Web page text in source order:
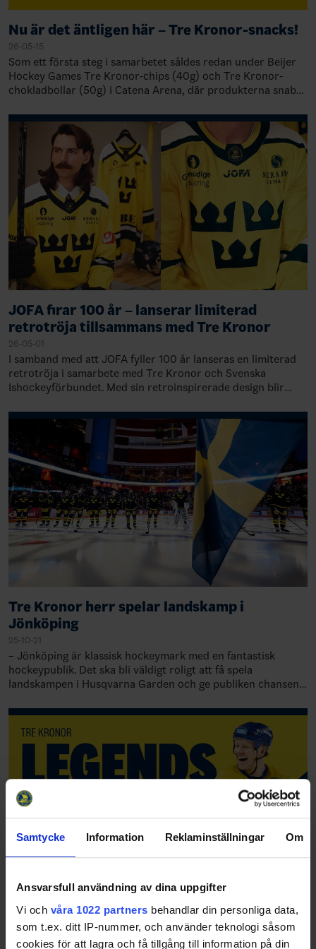
Samtycke Information Reklaminställningar Om
Ansvarsfull användning av dina uppgifter
Vi och våra 1022 partners behandlar din personliga data,
som t.ex. ditt IP-nummer, och använder teknologi såsom
cookies för att lagra och få tillgång till information på din
Nu är det äntligen här – Tre Kronor-snacks!
26-05-15
Som ett första steg i samarbetet såldes redan under Beijer
Hockey Games Tre Kronor-chips (40g) och Tre Kronor-
chokladbollar (50g) i Catena Arena, där produkterna snabbt
JOFA firar 100 år – lanserar limiterad
retrotröja tillsammans med Tre Kronor
26-05-01
I samband med att JOFA fyller 100 år lanseras en limiterad
retrotröja i samarbete med Tre Kronor och Svenska
Ishockeyförbundet. Med sin retroinspirerade design blir
Tre Kronor herr spelar landskamp i
Jönköping
25-10-21
– Jönköping är klassisk hockeymark med en fantastisk
hockeypublik. Det ska bli väldigt roligt att få spela
landskampen i Husqvarna Garden och ge publiken chansen
Tre Kronor Legends samlas i välgörenhetens
tecken